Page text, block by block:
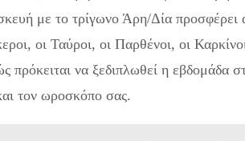
με το τρίγωνο Άρη/Δία προσφέρει
οι Ταύροι, οι Παρθένοι, οι
πρόκειται να ξεδιπλωθεί η εβδομάδα
τον ωροσκόπο σας.